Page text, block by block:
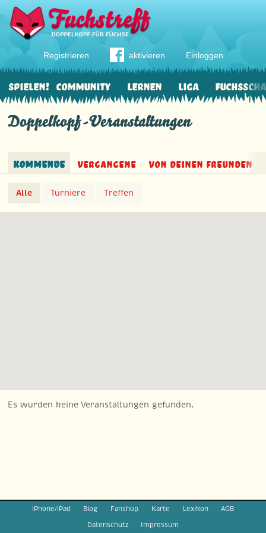
Registrieren aktivieren Einloggen
Community Lernen Liga
Spielen!
Doppelkopf-Veranstaltungen
Kommende Vergangene von deinen Freunden
Alle Turniere Treffen
Es wurden keine Veranstaltungen gefunden.
iPhone/iPad Blog Fanshop Karte Lexikon
AGB
Datenschutz
Impressum